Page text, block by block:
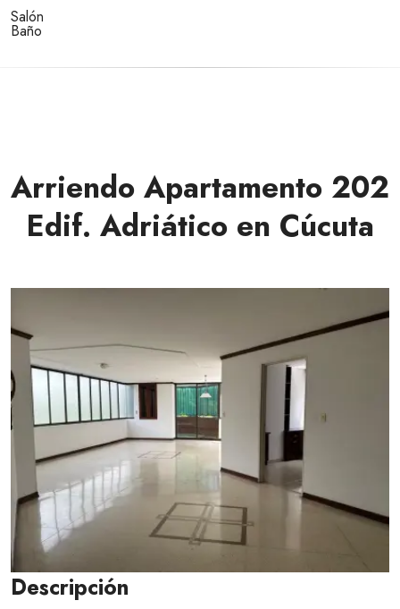
Salón
Baño
Arriendo Apartamento 202
Edif. Adriático en Cúcuta
Descripción